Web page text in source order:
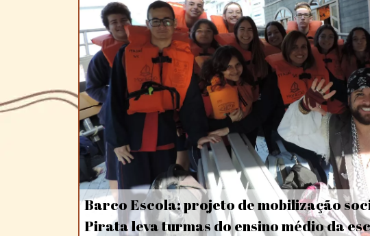
Barco Escola: projeto de mobilização
Pirata leva turmas do ensino médio da